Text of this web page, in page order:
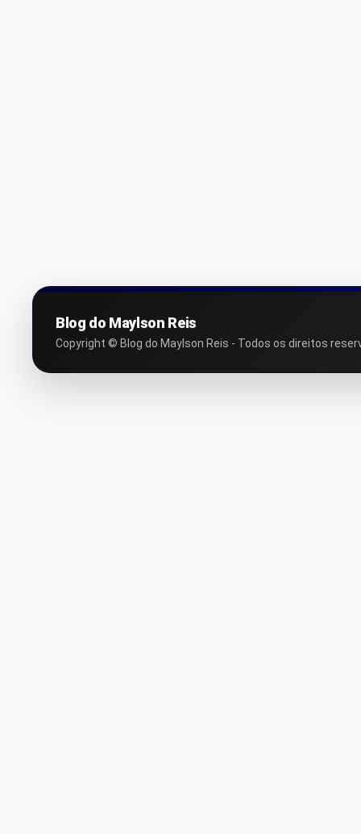
Blog do Maylson Reis
Copyright © Blog do Maylson Reis - Todos os direitos